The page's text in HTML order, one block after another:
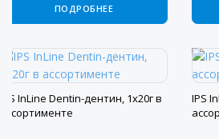
ПОДРОБНЕЕ
IPS InLine Dentin-дентин, 1х20г в
ассортименте
IPS